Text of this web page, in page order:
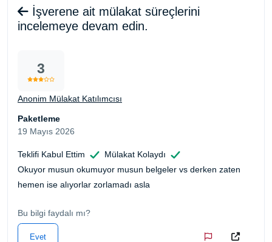
İşverene ait mülakat süreçlerini
incelemeye devam edin.
3
Anonim Mülakat Katılımcısı
Paketleme
19 Mayıs 2026
Teklifi Kabul Ettim
Mülakat Kolaydı
Okuyor musun okumuyor musun belgeler vs derken zaten
hemen ise alıyorlar zorlamadı asla
Bu bilgi faydalı mı?
Evet